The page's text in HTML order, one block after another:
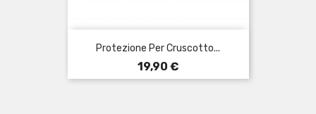
Protezione Per Cruscotto...
Prezzo
19,90 €